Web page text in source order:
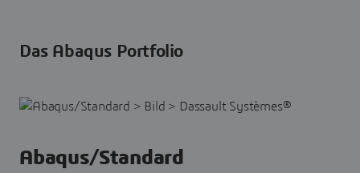
Das Abaqus Portfolio
Abaqus/Standard